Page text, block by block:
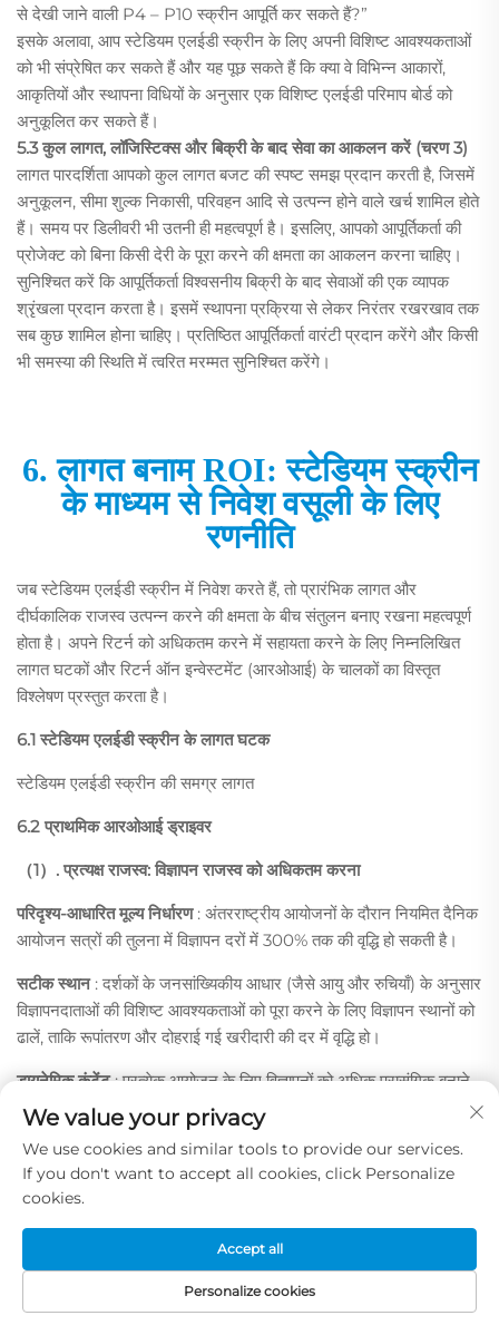
से देखी जाने वाली P4 – P10 स्क्रीन आपूर्ति कर सकते हैं?”
इसके अलावा, आप स्टेडियम एलईडी स्क्रीन के लिए अपनी विशिष्ट आवश्यकताओं
को भी संप्रेषित कर सकते हैं और यह पूछ सकते हैं कि क्या वे विभिन्न आकारों,
आकृतियों और स्थापना विधियों के अनुसार एक विशिष्ट एलईडी परिमाप बोर्ड को
अनुकूलित कर सकते हैं।
5.3 कुल लागत, लॉजिस्टिक्स और बिक्री के बाद सेवा का आकलन करें (चरण 3)
लागत पारदर्शिता आपको कुल लागत बजट की स्पष्ट समझ प्रदान करती है, जिसमें
अनुकूलन, सीमा शुल्क निकासी, परिवहन आदि से उत्पन्न होने वाले खर्च शामिल होते
हैं। समय पर डिलीवरी भी उतनी ही महत्वपूर्ण है। इसलिए, आपको आपूर्तिकर्ता की
प्रोजेक्ट को बिना किसी देरी के पूरा करने की क्षमता का आकलन करना चाहिए।
सुनिश्चित करें कि आपूर्तिकर्ता विश्वसनीय बिक्री के बाद सेवाओं की एक व्यापक
श्रृंखला प्रदान करता है। इसमें स्थापना प्रक्रिया से लेकर निरंतर रखरखाव तक
सब कुछ शामिल होना चाहिए। प्रतिष्ठित आपूर्तिकर्ता वारंटी प्रदान करेंगे और किसी
भी समस्या की स्थिति में त्वरित मरम्मत सुनिश्चित करेंगे।
6. लागत बनाम ROI: स्टेडियम स्क्रीन
के माध्यम से निवेश वसूली के लिए
रणनीति
जब स्टेडियम एलईडी स्क्रीन में निवेश करते हैं, तो प्रारंभिक लागत और
दीर्घकालिक राजस्व उत्पन्न करने की क्षमता के बीच संतुलन बनाए रखना महत्वपूर्ण
होता है। अपने रिटर्न को अधिकतम करने में सहायता करने के लिए निम्नलिखित
लागत घटकों और रिटर्न ऑन इन्वेस्टमेंट (आरओआई) के चालकों का विस्तृत
विश्लेषण प्रस्तुत करता है।
6.1 स्टेडियम एलईडी स्क्रीन के लागत घटक
स्टेडियम एलईडी स्क्रीन की समग्र लागत
6.2 प्राथमिक आरओआई ड्राइवर
（1）. प्रत्यक्ष राजस्व: विज्ञापन राजस्व को अधिकतम करना
परिदृश्य-आधारित मूल्य निर्धारण : अंतरराष्ट्रीय आयोजनों के दौरान नियमित दैनिक
आयोजन सत्रों की तुलना में विज्ञापन दरों में 300% तक की वृद्धि हो सकती है।
सटीक स्थान : दर्शकों के जनसांख्यिकीय आधार (जैसे आयु और रुचियाँ) के अनुसार
विज्ञापनदाताओं की विशिष्ट आवश्यकताओं को पूरा करने के लिए विज्ञापन स्थानों को
ढालें, ताकि रूपांतरण और दोहराई गई खरीदारी की दर में वृद्धि हो।
डायनेमिक कंटेंट: प्रत्येक आयोजन के लिए विज्ञापनों को अधिक प्रासंगिक बनाने
के लिए स्कोर, प्रायोजक लोगो आदि जैसे रीयल-टाइम तत्वों को शामिल करें।
क्षेत्रीय स्टेडियम एलईडी मूल्य निर्धारण : स्टेडियम एलईडी स्क्रीन की कीमत क्षेत्र
के आधार पर भिन्न होती है, जो स्थान, स्टेडियम स्क्रीन के विशिष्ट प्रकारों और
दर्शकों की संलग्नता के स्तर जैसे कारकों पर निर्भर करती है।
(2). अप्रत्यक्ष राजस्व: टिकट, किराया और साझेदारी
: कॉन्सर्ट, ई-स्पोर्ट्स प्रतियोगिताओं, कॉर्पोरेट कार्यक्रमों और खेल
आयोजनों की मेजबानी करने वाले आयोजकों को सुविधाओं का किराया दें।
We value your privacy
We use cookies and similar tools to provide our services.
If you don't want to accept all cookies, click Personalize
cookies.
Personalize cookies
Accept all